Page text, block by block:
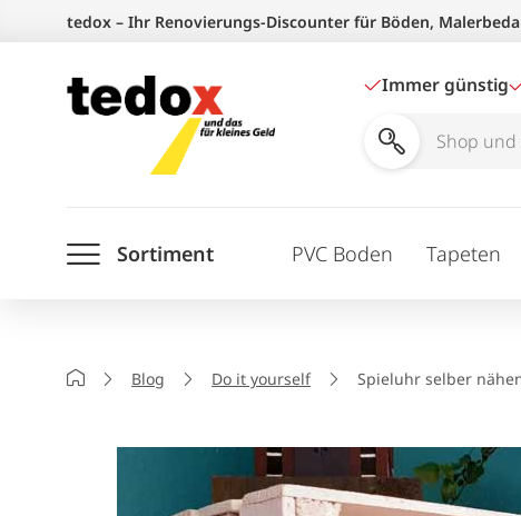
springen
tedox – Ihr Renovierungs-Discounter für Böden,
Immer günstig
Shop
durchsuchen
Sortiment PVC Boden Tapeten
Startseite
Blog Do it yourself Spieluhr selber